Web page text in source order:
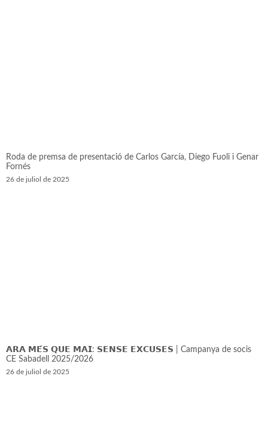
Roda de premsa de presentació de Carlos García, Diego Fuoli i Genar
Fornés
26 de juliol de 2025
𝗔𝗥𝗔 𝗠𝗘́𝗦 𝗤𝗨𝗘 𝗠𝗔𝗜: 𝗦𝗘𝗡𝗦𝗘 𝗘𝗫𝗖𝗨𝗦𝗘𝗦 | Campanya de socis
CE Sabadell 2025/2026
26 de juliol de 2025